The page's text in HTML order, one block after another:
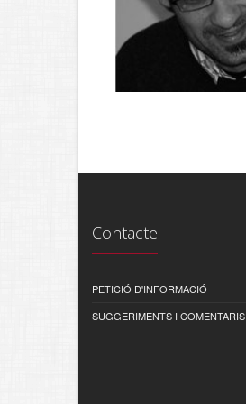
Contacte
PETICIÓ D'INFORMACIÓ
SUGGERIMENTS I COMENTARIS